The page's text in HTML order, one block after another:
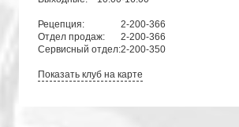
Рецепция:
2-200-366
Отдел продаж:
2-200-366
Сервисный отдел:2-200-350
Показать клуб на карте